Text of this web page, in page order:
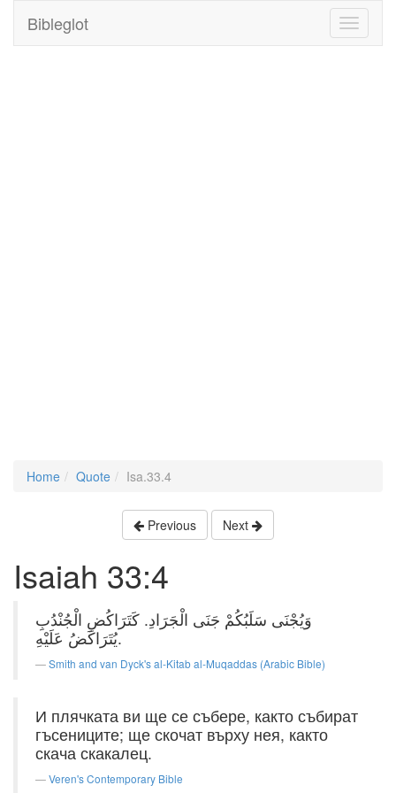
Toggle
Bibleglot
Home Quote Isa.33.4
Previous Next
Isaiah 33:4
وَيُجْنَى سَلَبُكُمْ جَنَى الْجَرَادِ. كَتَرَاكُضِ الْجُنْدُبِ
يُتَرَاكَضُ عَلَيْهِ.
Smith and van Dyck's al-Kitab al-Muqaddas (Arabic Bible)
И плячката ви ще се събере, както събират
гъсениците; ще скочат върху нея, както
скача скакалец.
Veren's Contemporary Bible